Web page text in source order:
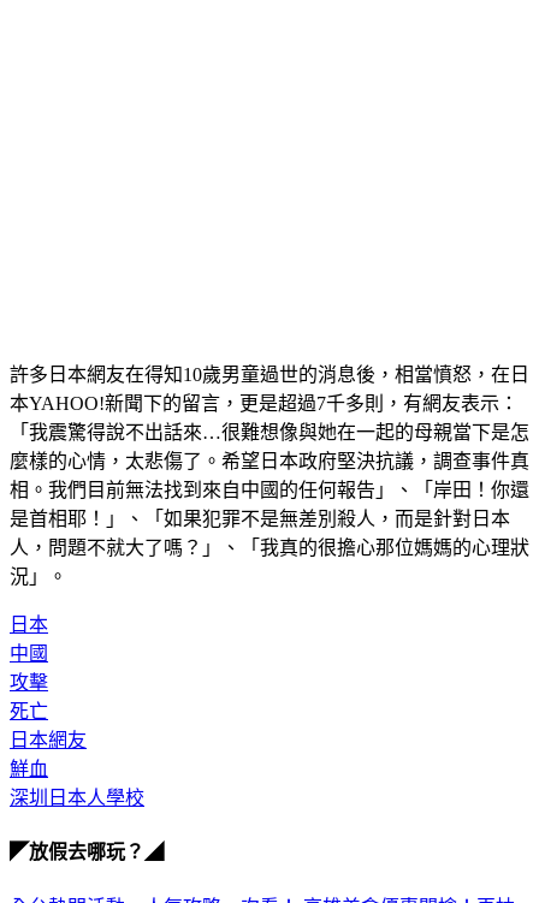
許多日本網友在得知10歲男童過世的消息後，相當憤怒，在日
本YAHOO!新聞下的留言，更是超過7千多則，有網友表示：
「我震驚得說不出話來…很難想像與她在一起的母親當下是怎
麼樣的心情，太悲傷了。希望日本政府堅決抗議，調查事件真
相。我們目前無法找到來自中國的任何報告」、「岸田！你還
是首相耶！」、「如果犯罪不是無差別殺人，而是針對日本
人，問題不就大了嗎？」、「我真的很擔心那位媽媽的心理狀
況」。
日本
中國
攻擊
死亡
日本網友
鮮血
深圳日本人學校
◤放假去哪玩？◢